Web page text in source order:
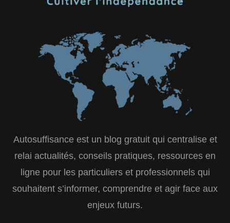
Autosuffisance est un blog gratuit qui centralise et
relai actualités, conseils pratiques, ressources en
ligne pour les particuliers et professionnels qui
souhaitent s’informer, comprendre et agir face aux
enjeux futurs.